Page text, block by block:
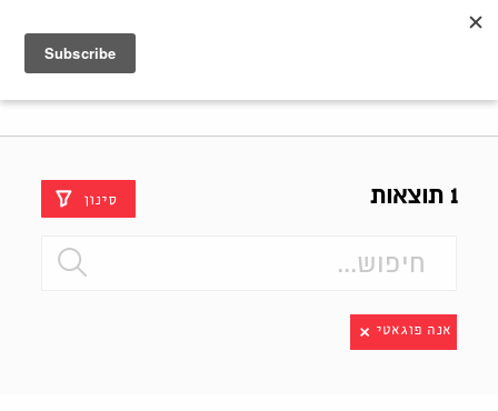
1 תוצאות סינון
אנה פוגאטי